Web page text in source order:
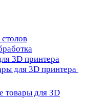
3D принтера
для 3D принтера
товары для 3D